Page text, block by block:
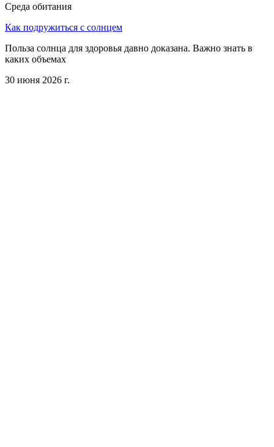
Среда обитания
Как подружиться с солнцем
Польза солнца для здоровья давно доказана. Важно знать в
каких объемах
30 июня 2026 г.